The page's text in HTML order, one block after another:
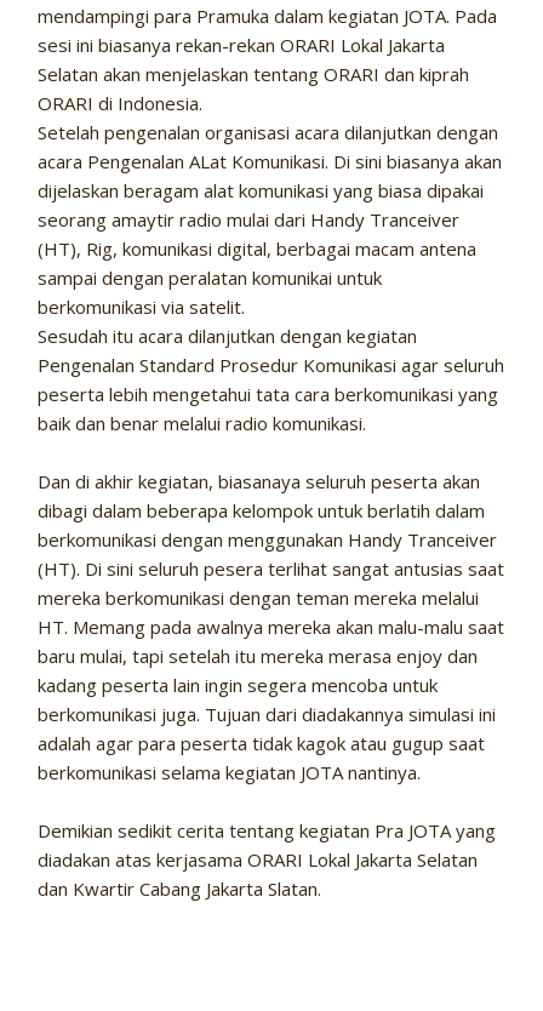
mendampingi para Pramuka dalam kegiatan JOTA. Pada
sesi ini biasanya rekan-rekan ORARI Lokal Jakarta
Selatan akan menjelaskan tentang ORARI dan kiprah
ORARI di Indonesia.
Setelah pengenalan organisasi acara dilanjutkan dengan
acara Pengenalan ALat Komunikasi. Di sini biasanya akan
dijelaskan beragam alat komunikasi yang biasa dipakai
seorang amaytir radio mulai dari Handy Tranceiver
(HT), Rig, komunikasi digital, berbagai macam antena
sampai dengan peralatan komunikai untuk
berkomunikasi via satelit.
Sesudah itu acara dilanjutkan dengan kegiatan
Pengenalan Standard Prosedur Komunikasi agar seluruh
peserta lebih mengetahui tata cara berkomunikasi yang
baik dan benar melalui radio komunikasi.
Dan di akhir kegiatan, biasanaya seluruh peserta akan
dibagi dalam beberapa kelompok untuk berlatih dalam
berkomunikasi dengan menggunakan Handy Tranceiver
(HT). Di sini seluruh pesera terlihat sangat antusias saat
mereka berkomunikasi dengan teman mereka melalui
HT. Memang pada awalnya mereka akan malu-malu saat
baru mulai, tapi setelah itu mereka merasa enjoy dan
kadang peserta lain ingin segera mencoba untuk
berkomunikasi juga. Tujuan dari diadakannya simulasi ini
adalah agar para peserta tidak kagok atau gugup saat
berkomunikasi selama kegiatan JOTA nantinya.
Demikian sedikit cerita tentang kegiatan Pra JOTA yang
diadakan atas kerjasama ORARI Lokal Jakarta Selatan
dan Kwartir Cabang Jakarta Slatan.